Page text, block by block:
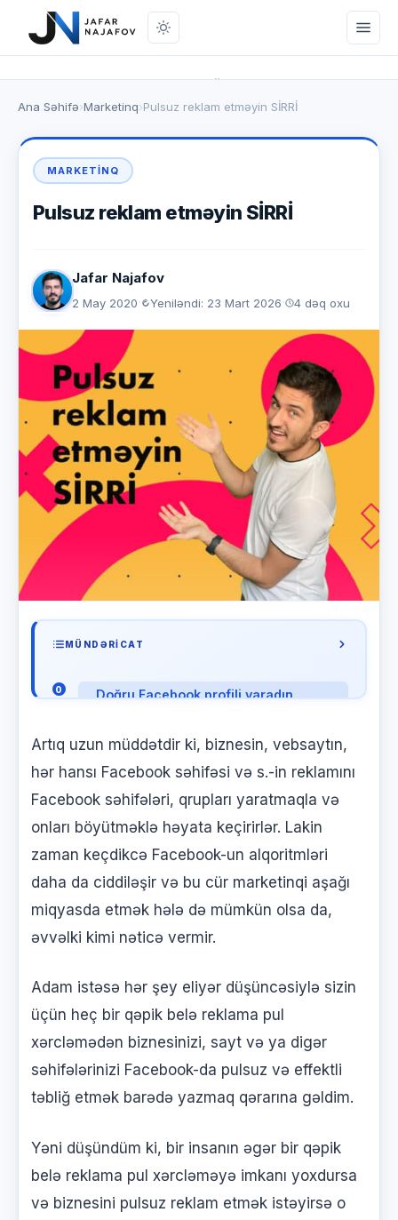
Onlayn mağaza
Aramızda Qalsın
Əlaqə
Ana Səhifə›Marketinq›Pulsuz reklam etməyin SİRRİ
MARKETINQ
Pulsuz reklam etməyin SİRRİ
Jafar Najafov
2 May 2020· Yeniləndi: 23 Mart 2026· 4 dəq oxu
MÜNDƏRICAT
Doğru Facebook profili yaradın
Artıq uzun müddətdir ki, biznesin, vebsaytın,
hər hansı Facebook səhifəsi və s.-in reklamını
Facebook səhifələri, qrupları yaratmaqla və
onları böyütməklə həyata keçirirlər. Lakin
zaman keçdikcə Facebook-un alqoritmləri
daha da ciddiləşir və bu cür marketinqi aşağı
miqyasda etmək hələ də mümkün olsa da,
əvvəlki kimi nəticə vermir.
Adam istəsə hər şey eliyər düşüncəsiylə sizin
üçün heç bir qəpik belə reklama pul
xərcləmədən biznesinizi, sayt və ya digər
səhifələrinizi Facebook-da pulsuz və effektli
təbliğ etmək barədə yazmaq qərarına gəldim.
Yəni düşündüm ki, bir insanın əgər bir qəpik
belə reklama pul xərcləməyə imkanı yoxdursa
və biznesini pulsuz reklam etmək istəyirsə o